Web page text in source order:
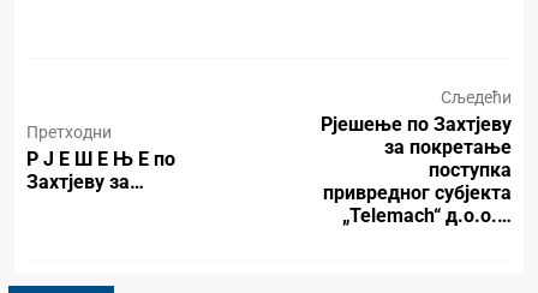
Претходни
Р Ј Е Ш Е Њ Е по
Захтјеву за…
Сљедећи
Рјешење по Захтјеву
за покретање
поступка
привредног субјекта
„Telemach“ д.о.о.…